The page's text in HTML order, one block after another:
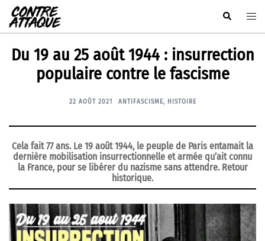
Aller
au
contenu
Rechercher
Du 19 au 25 août 1944 : insurrection
populaire contre le fascisme
22 AOÛT 2021 ANTIFASCISME, HISTOIRE
Cela fait 77 ans. Le 19 août 1944, le peuple de Paris entamait la
dernière mobilisation insurrectionnelle et armée qu’ait connu
la France, pour se libérer du nazisme sans attendre. Retour
historique.